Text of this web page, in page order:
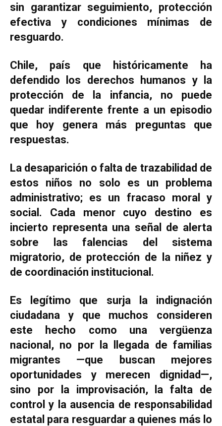
sin garantizar seguimiento, protección
efectiva y condiciones mínimas de
resguardo.
Chile, país que históricamente ha
defendido los derechos humanos y la
protección de la infancia, no puede
quedar indiferente frente a un episodio
que hoy genera más preguntas que
respuestas.
La desaparición o falta de trazabilidad de
estos niños no solo es un problema
administrativo; es un fracaso moral y
social. Cada menor cuyo destino es
incierto representa una señal de alerta
sobre las falencias del sistema
migratorio, de protección de la niñez y
de coordinación institucional.
Es legítimo que surja la indignación
ciudadana y que muchos consideren
este hecho como una vergüenza
nacional, no por la llegada de familias
migrantes —que buscan mejores
oportunidades y merecen dignidad—,
sino por la improvisación, la falta de
control y la ausencia de responsabilidad
estatal para resguardar a quienes más lo